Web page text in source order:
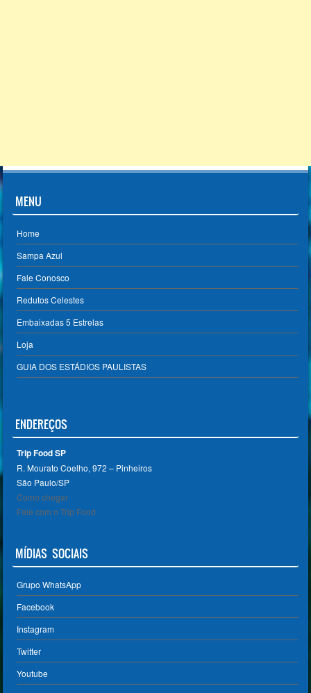
MENU
Home
Sampa Azul
Fale Conosco
Redutos Celestes
Embaixadas 5 Estrelas
Loja
GUIA DOS ESTÁDIOS PAULISTAS
ENDEREÇOS
Trip Food SP
R. Mourato Coelho, 972 – Pinheiros
São Paulo/SP ‎
Como chegar
Fale com o Trip Food
MÍDIAS SOCIAIS
Grupo WhatsApp
Facebook
Instagram
Twitter
Youtube